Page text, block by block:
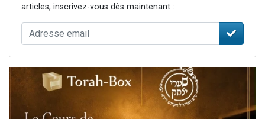
articles, inscrivez-vous dès maintenant :